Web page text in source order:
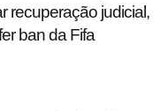
recuperação judicial,
ban da Fifa